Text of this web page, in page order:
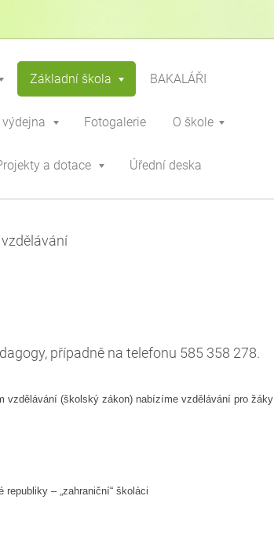
Základní škola BAKALÁŘI
Fotogalerie O škole
a dotace Úřední deska
případně na telefonu 585 358 278.
vzdělávání (školský zákon) nabízíme vzdělávání pro žáky
– „zahraniční“ školáci